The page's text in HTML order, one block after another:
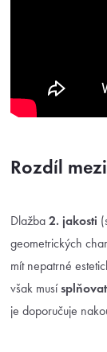
Rozdíl
Dlažba 2. jakosti
geometrických
mít nepatrné
však musí
je doporučuje